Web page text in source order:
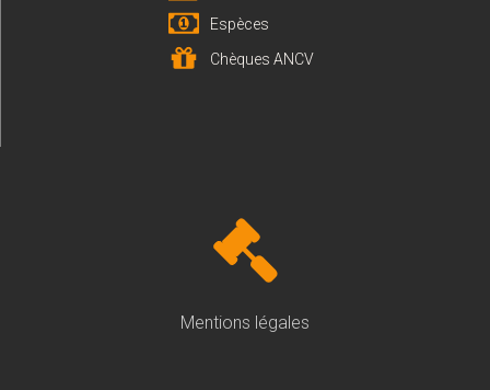
Espèces
Chèques ANCV
Mentions légales